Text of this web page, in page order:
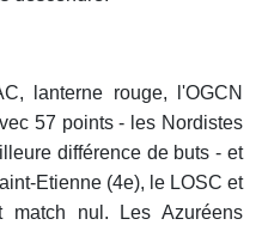
lanterne rouge, l'OGCN
57 points - les Nordistes
différence de buts - et
Etienne (4e), le LOSC et
match nul. Les Azuréens